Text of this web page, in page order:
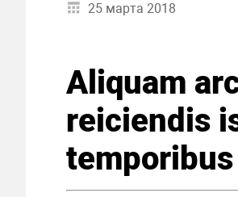
25 марта 2018
Aliquam
reiciendis